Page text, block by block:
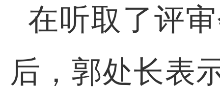
在听取了评
后，郭处长表